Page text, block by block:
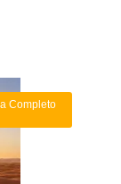
Completo